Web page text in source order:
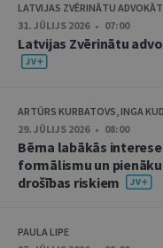
LATVIJAS ZVĒRINĀTU
31. JŪLIJS 2026 • 07:00
Latvijas Zvērinātu
ARTŪRS KURBATOVS, INGA
29. JŪLIJS 2026 • 08:00
Bērna labākās
formālismu un
drošības riskiem
PAULA LIPE